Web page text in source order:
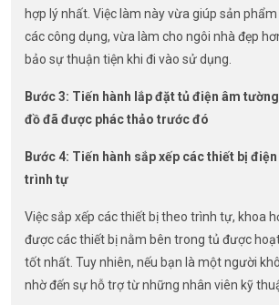
hợp lý nhất. Việc làm này vừa giúp sản
các công dụng, vừa làm cho ngôi nhà đẹp
bảo sự thuận tiện khi đi vào sử dụng.
Bước 3: Tiến hành lắp đặt tủ điện âm
đồ đã được phác thảo trước đó
Bước 4: Tiến hành sắp xếp các thiết bị
trình tự
Việc sắp xếp các thiết bị theo trình tự, khoa
được các thiết bị nằm bên trong tủ được
tốt nhất. Tuy nhiên, nếu bạn là một người
nhờ đến sự hỗ trợ từ những nhân viên kỹ